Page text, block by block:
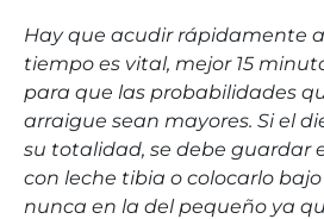
Hay que acudir rápidamente
tiempo es vital, mejor 15
para que las probabilidades
arraigue sean mayores. Si el
su totalidad, se debe guardar
con leche tibia o colocarlo
nunca en la del pequeño ya